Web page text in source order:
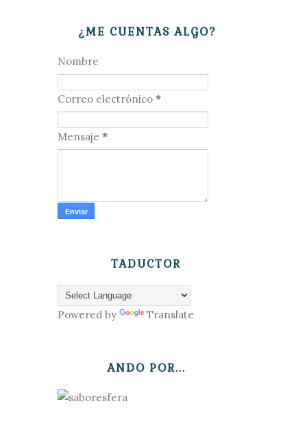
¿ME CUENTAS ALGO?
Nombre
Correo electrónico *
Mensaje *
TADUCTOR
Powered by Translate
ANDO POR...